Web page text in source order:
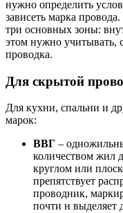
нужно определить
зависеть марка
три основных зоны:
этом нужно учитывать,
проводка.
Для скрытой
Для кухни, спальни и
марок:
ВВГ –
количеством жил
круглом или
препятствует
проводник,
почти н выделяет